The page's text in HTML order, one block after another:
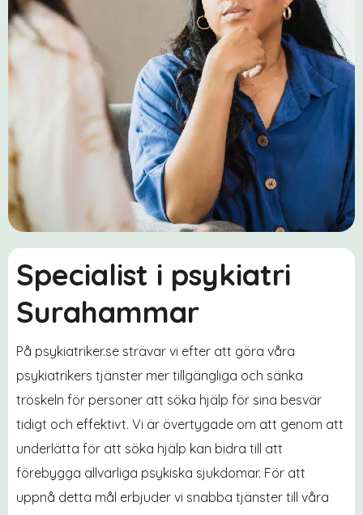
Specialist i psykiatri
Surahammar
På psykiatriker.se strävar vi efter att göra våra
psykiatrikers tjänster mer tillgängliga och sänka
tröskeln för personer att söka hjälp för sina besvär
tidigt och effektivt. Vi är övertygade om att genom att
underlätta för att söka hjälp kan bidra till att
förebygga allvarliga psykiska sjukdomar. För att
uppnå detta mål erbjuder vi snabba tjänster till våra